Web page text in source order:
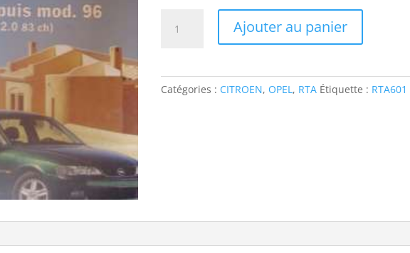
depuis
Ajouter au panier
Catégories : CITROEN, OPEL , RTA Étiquette : RTA601